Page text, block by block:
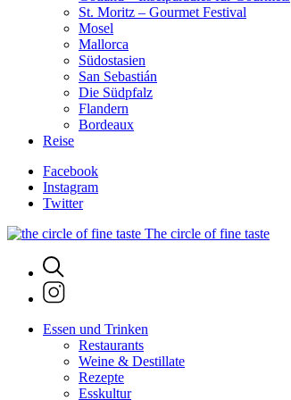
St. Moritz – Gourmet Festival
Mosel
Mallorca
Südostasien
San Sebastián
Die Südpfalz
Flandern
Bordeaux
Reise
Facebook
Instagram
Twitter
The circle of fine taste
Essen und Trinken
Restaurants
Weine & Destillate
Rezepte
Esskultur